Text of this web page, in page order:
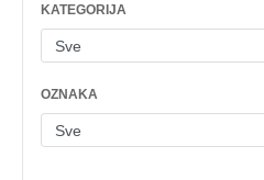
KATEGORIJA
OZNAKA